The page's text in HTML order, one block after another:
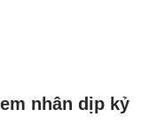
nhân dịp kỷ